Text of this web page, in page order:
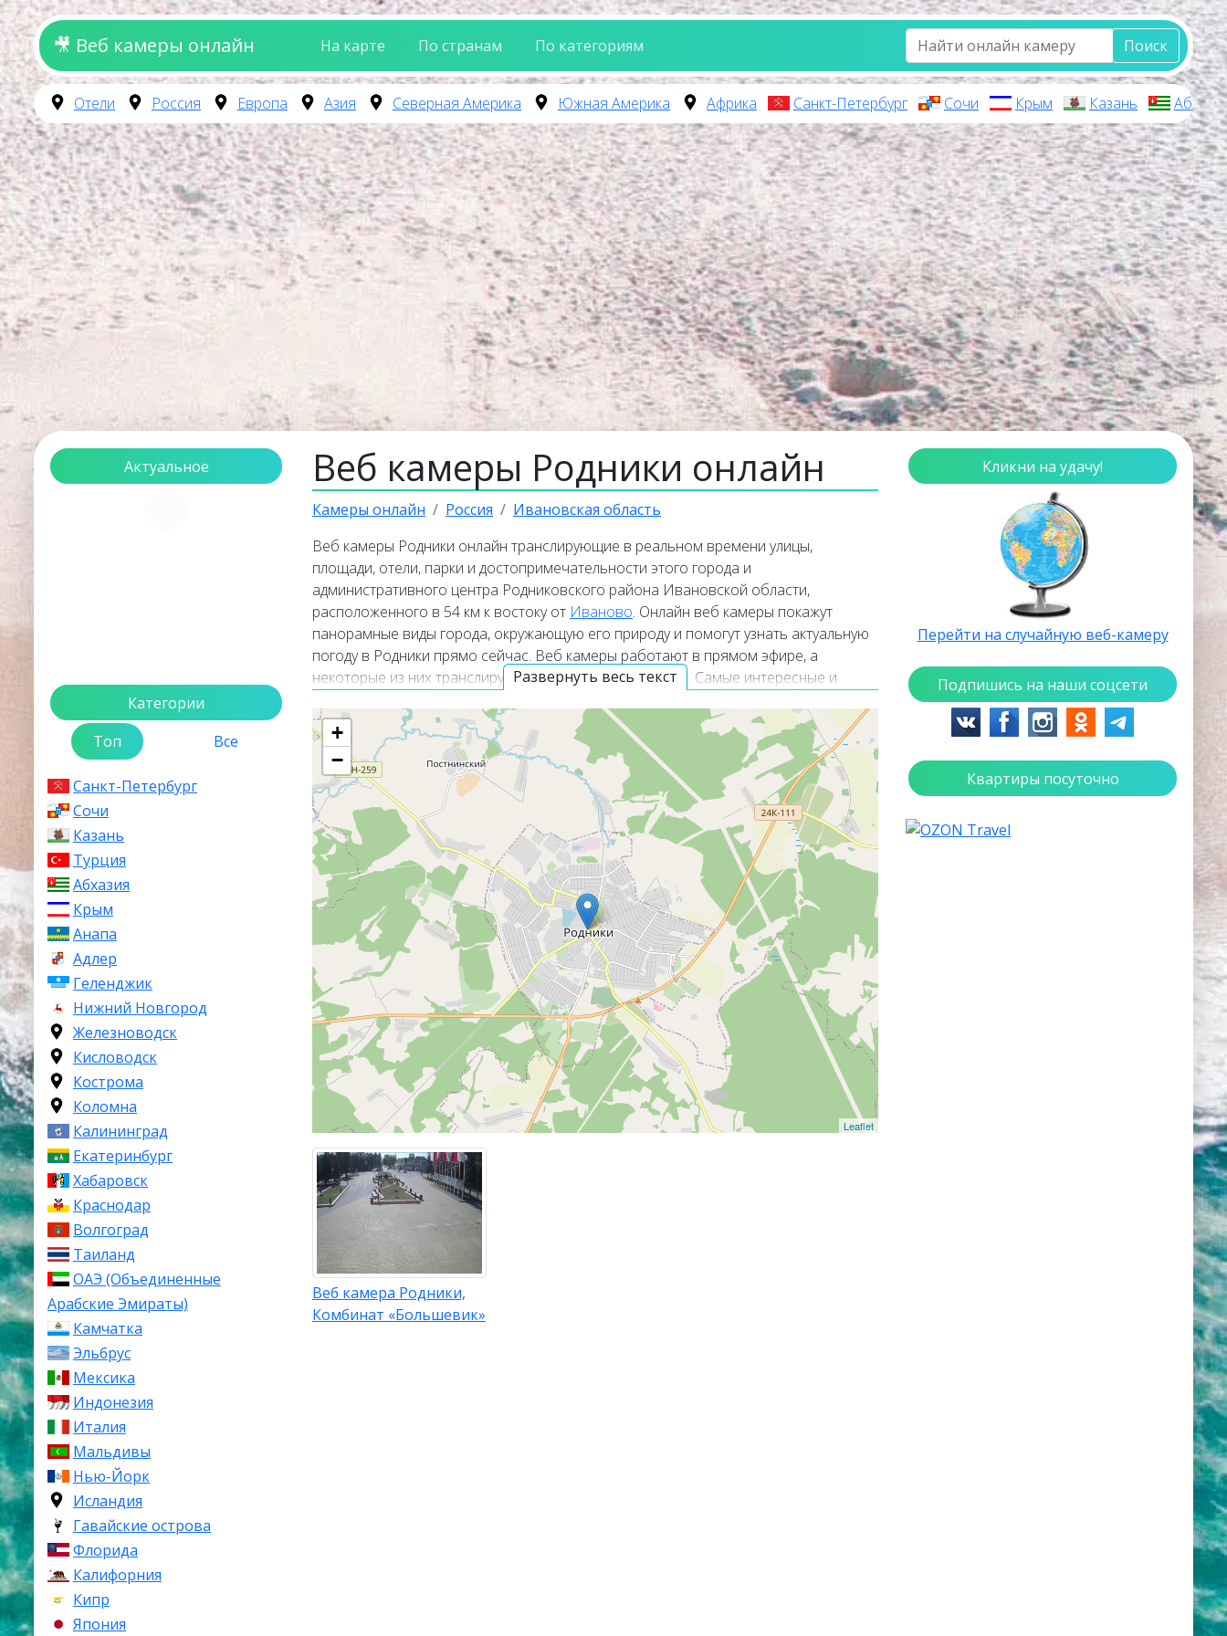
🎥 Веб камеры онлайн На карте По странам По категориям Поиск
Отели Россия Европа Азия Северная Америка Южная Америка Африка Санкт-Петербург Сочи Крым Казань
Актуальное
Категории
Топ
Все
Санкт-Петербург
Сочи
Казань
Турция
Абхазия
Крым
Анапа
Адлер
Геленджик
Нижний Новгород
Железноводск
Кисловодск
Кострома
Коломна
Калининград
Екатеринбург
Хабаровск
Краснодар
Волгоград
Таиланд
ОАЭ (Объединенные
Арабские Эмираты)
Камчатка
Эльбрус
Мексика
Индонезия
Италия
Мальдивы
Нью-Йорк
Исландия
Гавайские острова
Флорида
Калифорния
Кипр
Япония
Веб камеры Родники онлайн
Камеры онлайн Россия Ивановская область
Развернуть весь текст
Веб камеры Родники онлайн транслирующие в реальном времени улицы,
площади, отели, парки и достопримечательности этого города и
административного центра Родниковского района Ивановской области,
расположенного в 54 км к востоку от Иваново. Онлайн веб камеры покажут
панорамные виды города, окружающую его природу и помогут узнать актуальную
погоду в Родники прямо сейчас. Веб камеры работают в прямом эфире, а
некоторые из них транслируют изображение со звуком. Самые интересные и
трансляций. Карта веб камер покажет точное местоположение каждой веб
камеры в городе Родники.
+
−
Leaflet
Веб камера Родники,
Комбинат «Большевик»
Кликни на удачу!
Перейти на случайную веб-камеру
Подпишись на наши соцсети
Квартиры посуточно